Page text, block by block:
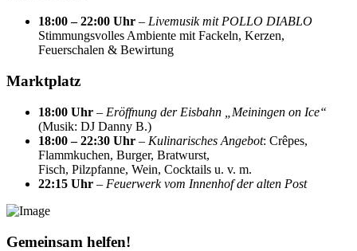
18:00 – 22:00 Uhr – Livemusik mit POLLO DIABLO
Stimmungsvolles Ambiente mit Fackeln, Kerzen,
Feuerschalen & Bewirtung
Marktplatz
18:00 Uhr – Eröffnung der Eisbahn „Meiningen on Ice“
(Musik: DJ Danny B.)
18:00 – 22:30 Uhr – Kulinarisches Angebot: Crêpes,
Flammkuchen, Burger, Bratwurst,
Fisch, Pilzpfanne, Wein, Cocktails u. v. m.
22:15 Uhr – Feuerwerk vom Innenhof der alten Post
Gemeinsam helfen!